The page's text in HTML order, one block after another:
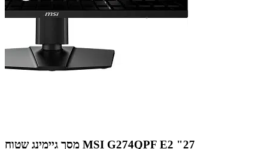
מסך גיימינג שטוח MSI G274QPF E2 "27